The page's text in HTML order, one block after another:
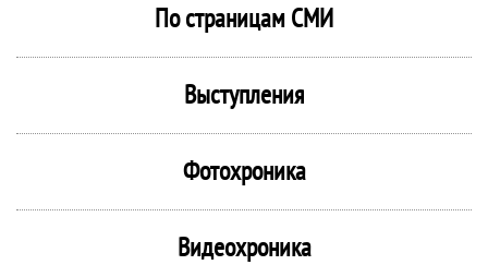
По страницам СМИ
Выступления
Фотохроника
Видеохроника